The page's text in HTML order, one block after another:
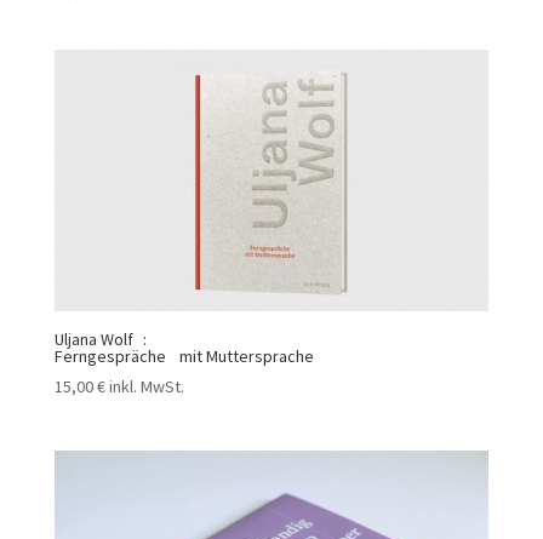
Uljana Wolf :
Ferngespräche mit Muttersprache
15,00€inkl. MwSt.